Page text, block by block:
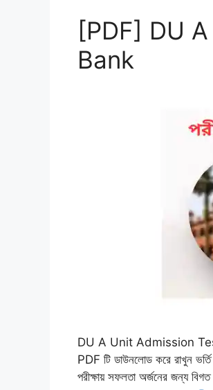
[PDF] DU
Bank
DU A Unit Admission
PDF টি ডাউনলোড করে রাখুন
পরীক্ষায় সফলতা অর্জনের জন্য